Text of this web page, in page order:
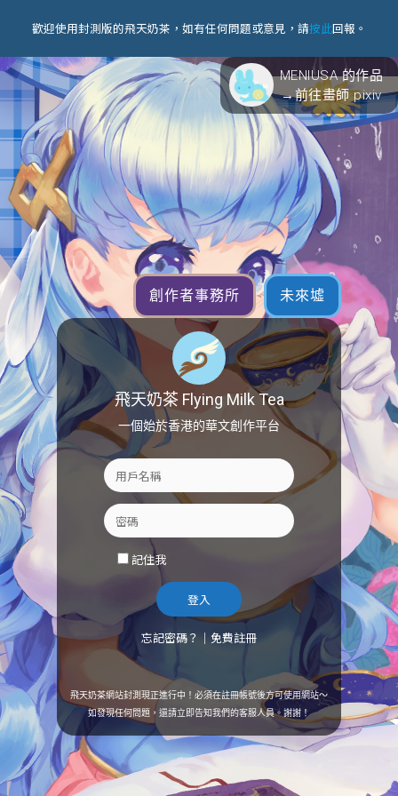
歡迎使用封測版的飛天奶茶，如有任何問題或意見，請按此回報。
MENIUSA 的作品
→前往畫師 pixiv
創作者事務所 未來墟
飛天奶茶 Flying Milk Tea
一個始於香港的華文創作平台
記住我
忘記密碼？ ｜ 免費註冊
飛天奶茶網站封測現正進行中！必須在註冊帳號後方可使用網站～
如發現任何問題，還請立即告知我們的客服人員。謝謝！